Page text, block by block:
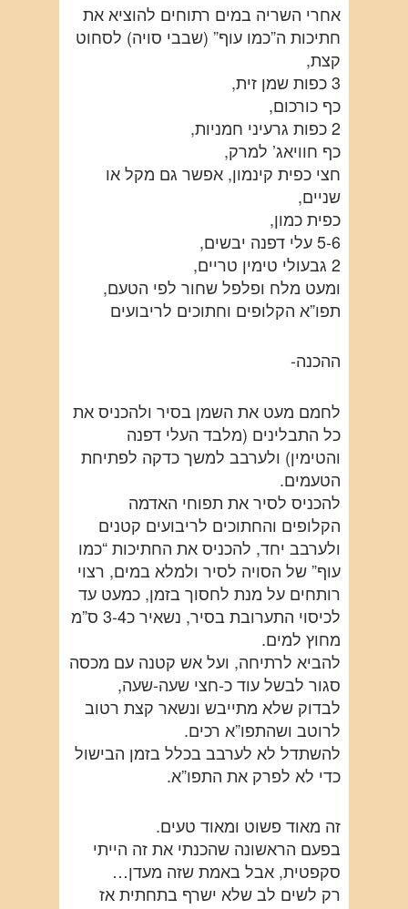
אחרי השריה במים רתוחים להוציא את
חתיכות ה”כמו עוף” (שבבי סויה) לסחוט
קצת,
3 כפות שמן זית,
כף כורכום,
2 כפות גרעיני חמניות,
כף חוויאג’ למרק,
חצי כפית קינמון, אפשר גם מקל או
שניים,
כפית כמון,
5-6 עלי דפנה יבשים,
2 גבעולי טימין טריים,
ומעט מלח ופלפל שחור לפי הטעם,
תפו”א הקלופים וחתוכים לריבועים
ההכנה-
לחמם מעט את השמן בסיר ולהכניס את
כל התבלינים (מלבד העלי דפנה
והטימין) ולערבב למשך כדקה לפתיחת
הטעמים.
להכניס לסיר את תפוחי האדמה
הקלופים והחתוכים לריבועים קטנים
ולערבב יחד, להכניס את החתיכות “כמו
עוף” של הסויה לסיר ולמלא במים, רצוי
רותחים על מנת לחסוך בזמן, כמעט עד
לכיסוי התערובת בסיר, נשאיר כ3-4 ס”מ
מחוץ למים.
להביא לרתיחה, ועל אש קטנה עם מכסה
סגור לבשל עוד כ-חצי שעה-שעה,
לבדוק שלא מתייבש ונשאר קצת רטוב
לרוטב ושהתפו”א רכים.
להשתדל לא לערבב בכלל בזמן הבישול
כדי לא לפרק את התפו”א.
זה מאוד פשוט ומאוד טעים.
בפעם הראשונה שהכנתי את זה הייתי
סקפטית, אבל באמת שזה מעדן…
רק לשים לב שלא ישרף בתחתית אז